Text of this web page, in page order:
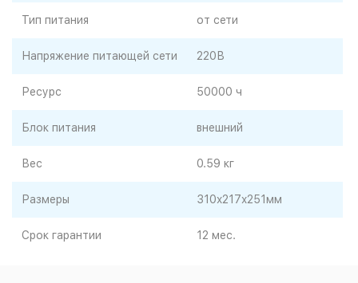
Тип питания от сети
Напряжение питающей сети 220В
Ресурс 50000 ч
Блок питания внешний
Вес 0.59 кг
Размеры 310x217x251мм
Срок гарантии 12 мес.